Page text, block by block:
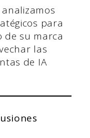
para
su marca
las
de IA